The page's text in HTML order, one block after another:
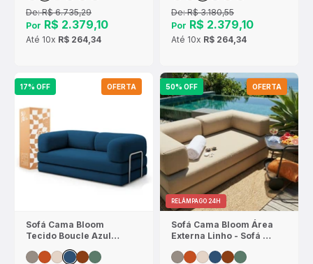
De:R$ 6.735,29
Por R$ 2.379,10
Até 10x R$ 264,34
De:R$ 3.180,55
Por R$ 2.379,10
Até 10x R$ 264,34
17% OFF OFERTA
Sofá Cama Bloom
Tecido Boucle Azul
Marinho - Sofá na
Caixa
50% OFF OFERTA
RELÂMPAGO 24H
Sofá Cama Bloom Área
Externa Linho - Sofá na